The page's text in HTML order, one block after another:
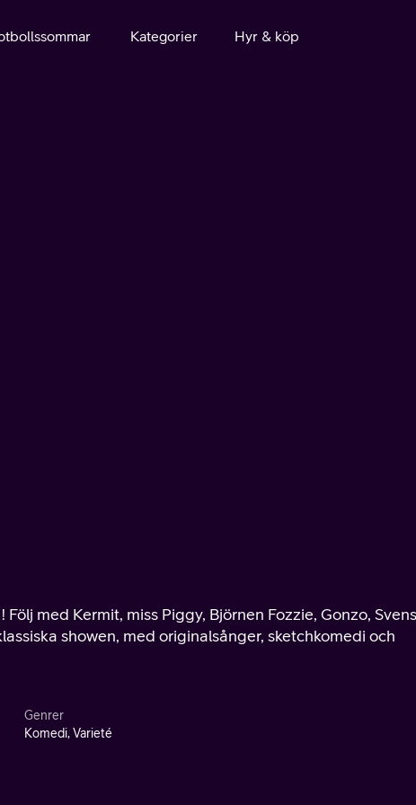
Kategorier Hyr & köp
med Kermit, miss Piggy, Björnen Fozzie, Gonzo,
showen, med originalsånger, sketchkomedi och
Genrer
Komedi, Varieté